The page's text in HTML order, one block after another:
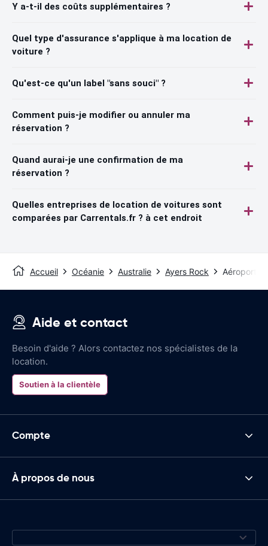
Y a-t-il des coûts supplémentaires ?
Quel type d'assurance s'applique à ma location de
voiture ?
Qu'est-ce qu'un label "sans souci" ?
Comment puis-je modifier ou annuler ma
réservation ?
Quand aurai-je une confirmation de ma
réservation ?
Quelles entreprises de location de voitures sont
comparées par Carrentals.fr ? à cet endroit
Accueil Océanie Australie Ayers Rock Aéroport
Aide et contact
Besoin d'aide ? Alors contactez nos spécialistes de la
location.
Soutien à la clientèle
Compte
À propos de nous